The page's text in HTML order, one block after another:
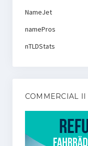
NameJet
namePros
nTLDStats
COMMERCIAL II